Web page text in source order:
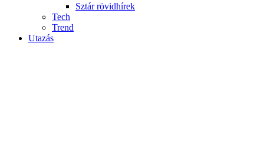
Sztár rövidhírek
Tech
Trend
Utazás